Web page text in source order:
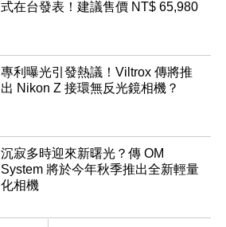
式在台發表！建議售價 NT$ 65,980
專利曝光引發熱議！Viltrox 傳將推
出 Nikon Z 接環無反光鏡相機？
沉寂多時迎來新曙光？傳 OM
System 將於今年秋季推出全新輕量
化相機